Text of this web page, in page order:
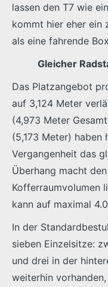
lassen den T7 wie
kommt hier eher ein
als eine fahrende
Gleicher
Das Platzangebot
auf 3,124 Meter
(4,973 Meter
(5,173 Meter) haben
Vergangenheit das
Überhang macht
Kofferraumvolumen
kann auf maximal
In der
sieben Einzelsitze:
und drei in der
weiterhin